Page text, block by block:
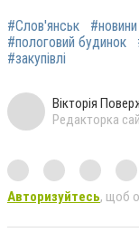
#Слов'янськ #новини
#пологовий будинок
#закупівлі
Вікторія
Редакторка
Авторизуйтесь, щоб